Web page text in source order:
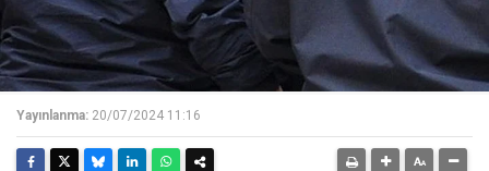
Yayınlanma: 20/07/2024 11:16